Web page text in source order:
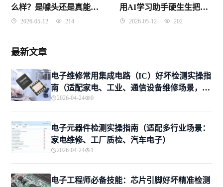
么样？是噱头还是真能搞
到钱？我一个外地朋友的
2026-05-12 214
用AI学习助手硬生生把学
习效率拉高了80%
2026-05-12 202
最新文章
电子维修常用集成电路（IC）好坏检测实操指
南（适配家电、工业、通信设备维修场景，新
手入门+专业进阶）
2026-04-24 0
电子元器件检测实操指南（适配多行业场景：
家电维修、工厂质检、汽车电子）
2026-04-24 1
电子工程师必备技能：芯片引脚好坏精准检测